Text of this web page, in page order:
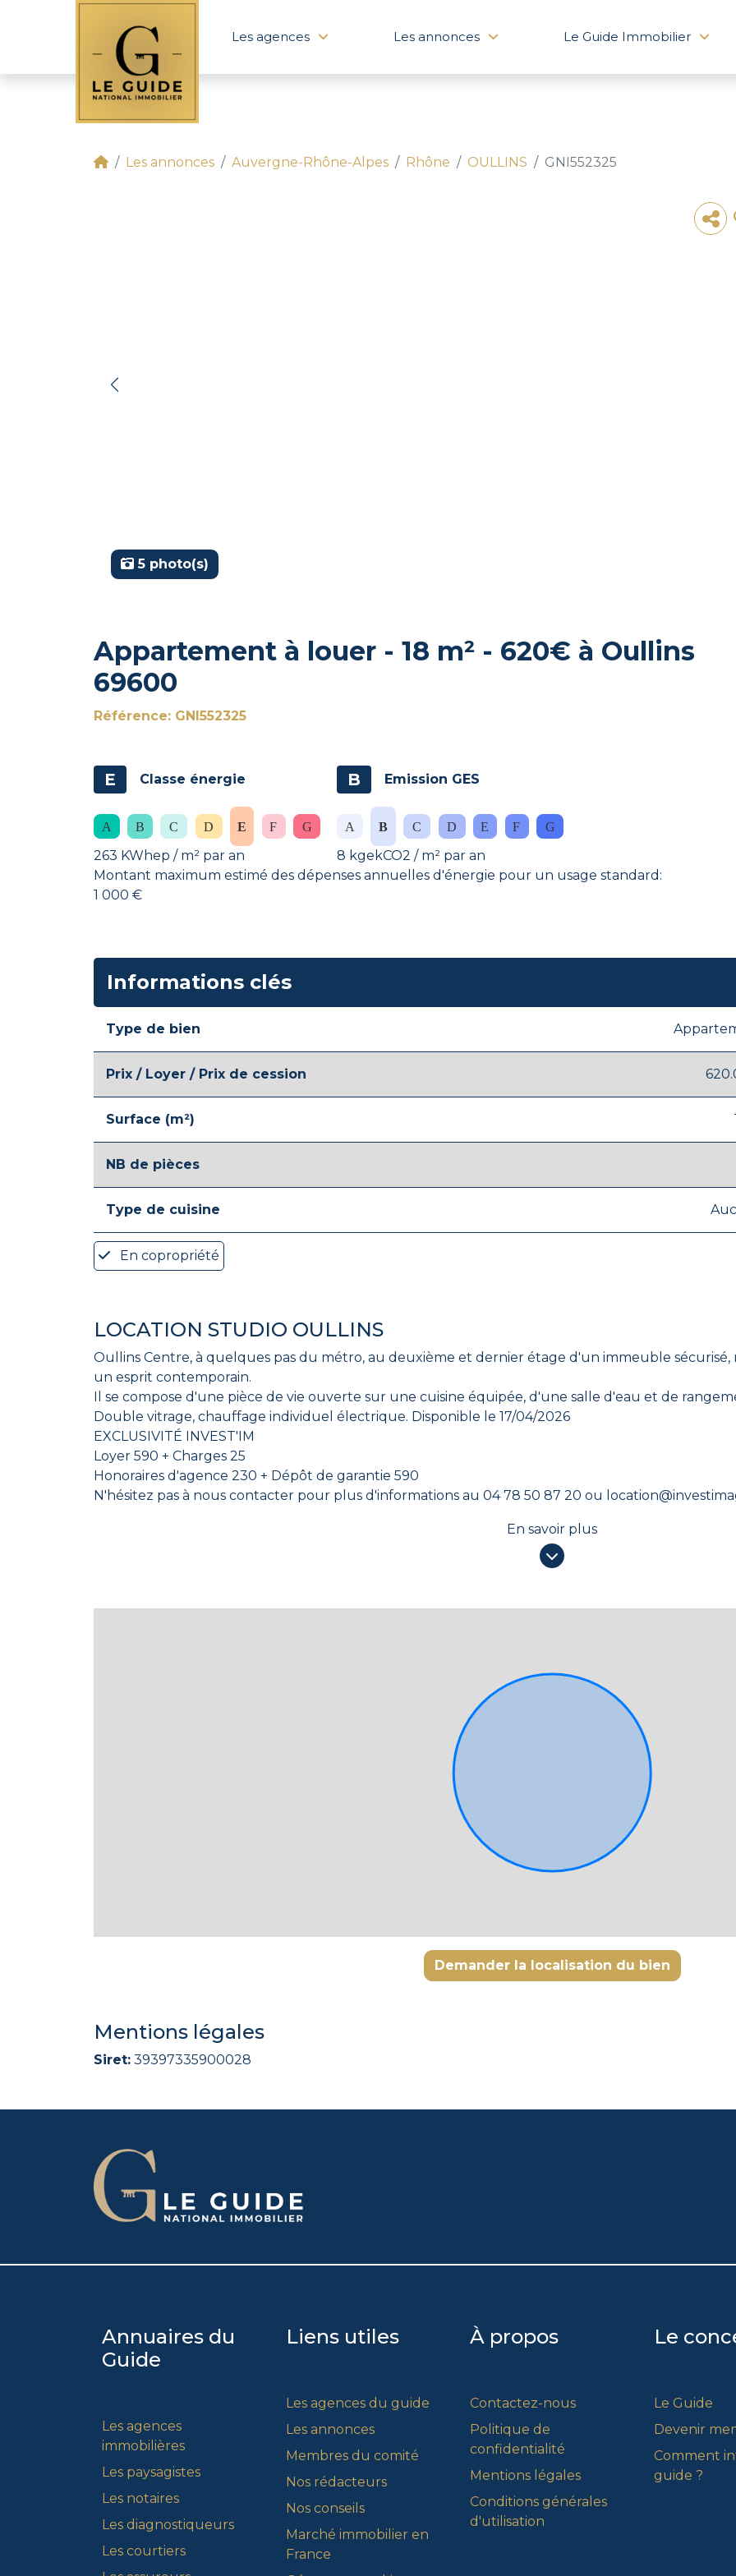
Les agences Les annonces Le Guide Immobilier
Les annonces Auvergne-Rhône-Alpes Rhône OULLINS GNI552325
5 photo(s)
Appartement à louer - 18 m² - 620€ à Oullins
69600
Référence: GNI552325
E Classe énergie
263 KWhep / m² par an
B Emission GES
8 kgekCO2 / m² par an
Montant maximum estimé des dépenses annuelles d'énergie pour un usage standard:
1 000 €
Informations clés
Type de bien
Prix / Loyer / Prix de cession
Surface (m²)
NB de pièces
Type de cuisine
En copropriété
LOCATION STUDIO OULLINS
Oullins Centre, à quelques pas du métro, au deuxième et dernier étage d'un immeuble sécurisé,
un esprit contemporain.
Il se compose d'une pièce de vie ouverte sur une cuisine équipée, d'une salle d'eau et de
Double vitrage, chauffage individuel électrique. Disponible le 17/04/2026
EXCLUSIVITÉ INVEST'IM
Loyer 590 + Charges 25
Honoraires d'agence 230 + Dépôt de garantie 590
N'hésitez pas à nous contacter pour plus d'informations au 04 78 50 87 20 ou
En savoir plus
Demander la localisation du bien
Mentions légales
Siret: 39397335900028
Annuaires du
Guide
Les agences
immobilières
Les paysagistes
Les notaires
Les diagnostiqueurs
Les courtiers
Liens utiles
Les agences du guide
Les annonces
Membres du comité
Nos rédacteurs
Nos conseils
Marché immobilier en
France
À propos
Contactez-nous
Politique de
confidentialité
Mentions légales
Conditions générales
d'utilisation
Le
Le Guide
Devenir
Comment
guide ?